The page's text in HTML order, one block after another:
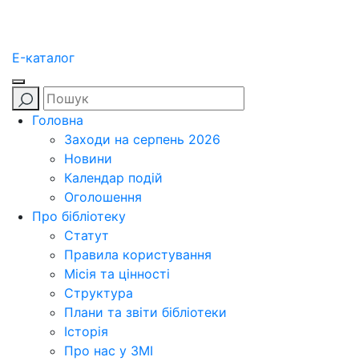
E-каталог
Головна
Заходи на серпень 2026
Новини
Календар подій
Оголошення
Про бібліотеку
Статут
Правила користування
Місія та цінності
Структура
Плани та звіти бібліотеки
Історія
Про нас у ЗМІ